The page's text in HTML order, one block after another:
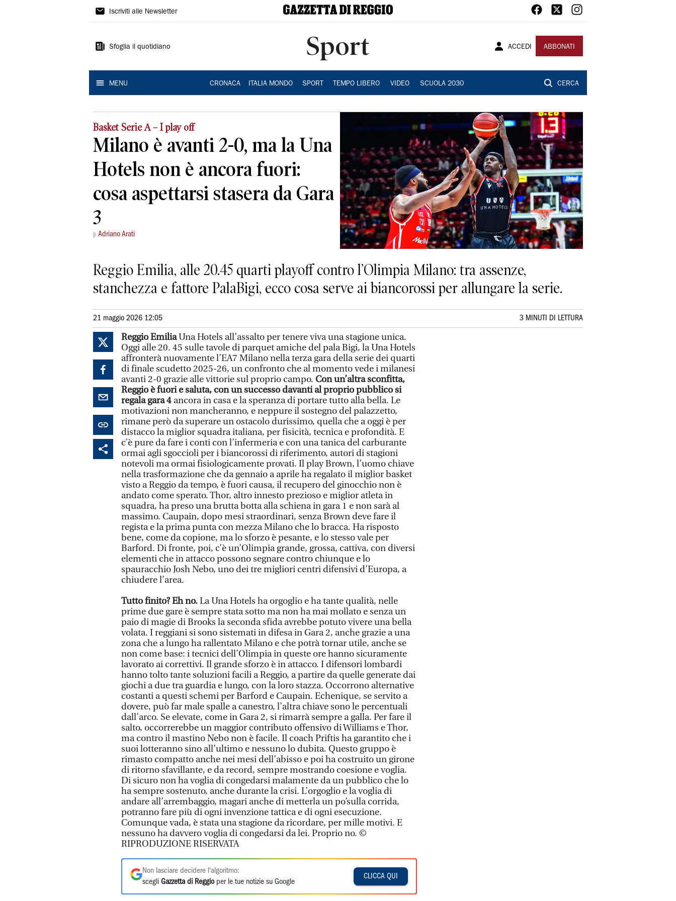
Gazzetta
Reggio
Iscriviti alle Newsletter
Sfoglia il quotidiano Sport ACCEDI ABBONATI
MENU CRONACA ITALIA MONDO SPORT TEMPO LIBERO VIDEO SCUOLA 2030 CERCA
Basket Serie A – I play off
Milano è avanti 2-0, ma la Una
Hotels non è ancora fuori:
cosa aspettarsi stasera da Gara
3
Adriano Arati
Reggio Emilia, alle 20.45 quarti playoff contro l’Olimpia Milano: tra assenze,
stanchezza e fattore PalaBigi, ecco cosa serve ai biancorossi per allungare la serie.
21 maggio 2026 12:05 3 MINUTI DI LETTURA
Reggio EmiliaUna Hotels all’assalto per tenere viva una stagione unica.
Oggi alle 20. 45 sulle tavole di parquet amiche del pala Bigi, la Una Hotels
affronterà nuovamente l’EA7 Milano nella terza gara della serie dei quarti
di finale scudetto 2025-26, un confronto che al momento vede i milanesi
avanti 2-0 grazie alle vittorie sul proprio campo. Con un’altra sconfitta,
Reggio è fuori e saluta, con un successo davanti al proprio pubblico si
regala gara 4 ancora in casa e la speranza di portare tutto alla bella. Le
motivazioni non mancheranno, e neppure il sostegno del palazzetto,
rimane però da superare un ostacolo durissimo, quella che a oggi è per
distacco la miglior squadra italiana, per fisicità, tecnica e profondità. E
c’è pure da fare i conti con l’infermeria e con una tanica del carburante
ormai agli sgoccioli per i biancorossi di riferimento, autori di stagioni
notevoli ma ormai fisiologicamente provati. Il play Brown, l’uomo chiave
nella trasformazione che da gennaio a aprile ha regalato il miglior basket
visto a Reggio da tempo, è fuori causa, il recupero del ginocchio non è
andato come sperato. Thor, altro innesto prezioso e miglior atleta in
squadra, ha preso una brutta botta alla schiena in gara 1 e non sarà al
massimo. Caupain, dopo mesi straordinari, senza Brown deve fare il
regista e la prima punta con mezza Milano che lo bracca. Ha risposto
bene, come da copione, ma lo sforzo è pesante, e lo stesso vale per
Barford. Di fronte, poi, c’è un’Olimpia grande, grossa, cattiva, con diversi
elementi che in attacco possono segnare contro chiunque e lo
spauracchio Josh Nebo, uno dei tre migliori centri difensivi d’Europa, a
chiudere l’area.
Tutto finito? Eh no.La Una Hotels ha orgoglio e ha tante qualità, nelle
prime due gare è sempre stata sotto ma non ha mai mollato e senza un
paio di magie di Brooks la seconda sfida avrebbe potuto vivere una bella
volata. I reggiani si sono sistemati in difesa in Gara 2, anche grazie a una
zona che a lungo ha rallentato Milano e che potrà tornar utile, anche se
non come base: i tecnici dell’Olimpia in queste ore hanno sicuramente
lavorato ai correttivi. Il grande sforzo è in attacco. I difensori lombardi
hanno tolto tante soluzioni facili a Reggio, a partire da quelle generate dai
giochi a due tra guardia e lungo, con la loro stazza. Occorrono alternative
costanti a questi schemi per Barford e Caupain. Echenique, se servito a
dovere, può far male spalle a canestro, l’altra chiave sono le percentuali
dall’arco. Se elevate, come in Gara 2, si rimarrà sempre a galla. Per fare il
salto, occorrerebbe un maggior contributo offensivo di Williams e Thor,
ma contro il mastino Nebo non è facile. Il coach Priftis ha garantito che i
suoi lotteranno sino all’ultimo e nessuno lo dubita. Questo gruppo è
rimasto compatto anche nei mesi dell’abisso e poi ha costruito un girone
di ritorno sfavillante, e da record, sempre mostrando coesione e voglia.
Di sicuro non ha voglia di congedarsi malamente da un pubblico che lo
ha sempre sostenuto, anche durante la crisi. L’orgoglio e la voglia di
andare all’arrembaggio, magari anche di metterla un po’sulla corrida,
potranno fare più di ogni invenzione tattica e di ogni esecuzione.
Comunque vada, è stata una stagione da ricordare, per mille motivi. E
nessuno ha davvero voglia di congedarsi da lei. Proprio no. ©
RIPRODUZIONE RISERVATA
Non lasciare decidere l'algoritmo:
scegli Gazzetta di Reggioper le tue notizie su Google
CLICCA QUI